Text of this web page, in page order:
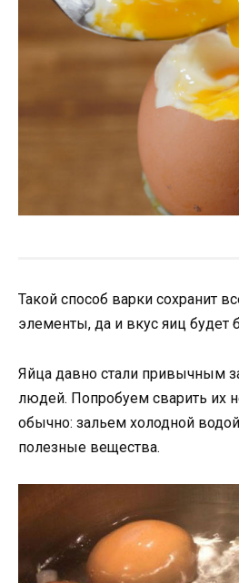
Такой способ варки сохранит
элементы, да и вкус яиц
Яйца давно стали привычным
людей. Попробуем сварить их
обычно: зальем холодной
полезные вещества.